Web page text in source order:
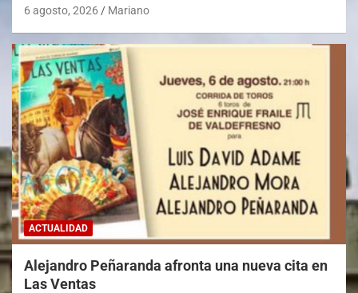
6 agosto, 2026 Mariano
ACTUALIDAD
Alejandro Peñaranda afronta una nueva cita en
Las Ventas